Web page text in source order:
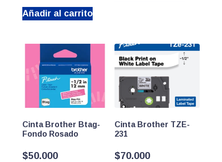
Añadir al carrito
Cinta Brother Btag-
Fondo Rosado
$50.000
Cinta Brother TZE-
231
$70.000